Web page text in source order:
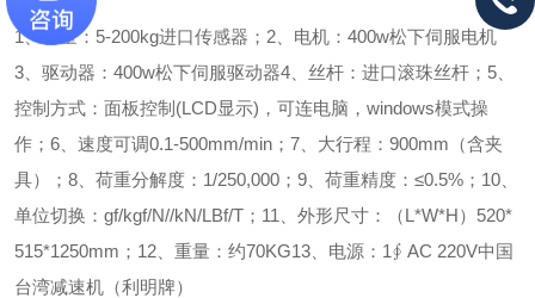
1、容量：5-200kg进口传感器； 2、电机：400w松下伺服电机
3、驱动器：400w松下伺服驱动器4、丝杆：进口滚珠丝杆； 5、
控制方式：面板控制(LCD显示)，可连电脑，windows模式操
作； 6、速度可调0.1-500mm/min； 7、大行程：900mm（含夹
具）； 8、荷重分解度：1/250,000； 9、荷重精度：≤0.5%； 10、
单位切换：gf/kgf/N//kN/LBf/T； 11、外形尺寸：（L*W*H）520*
515*1250mm； 12、重量：约70KG13、电源：1∮ AC 220V中国
台湾减速机（利明牌）